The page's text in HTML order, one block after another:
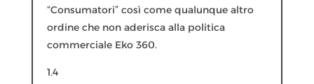
“Consumatori” così come qualunque altro
ordine che non aderisca alla politica
commerciale Eko 360.
1.4